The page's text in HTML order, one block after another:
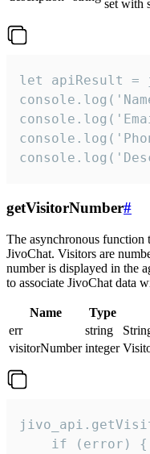
set with
let apiResult =
getVisitorNumber#
The asynchronous function
JivoChat. Visitors are
number is displayed in the
to associate JivoChat data
Name Type
err
string
visitorNumber integer
    if (error) {